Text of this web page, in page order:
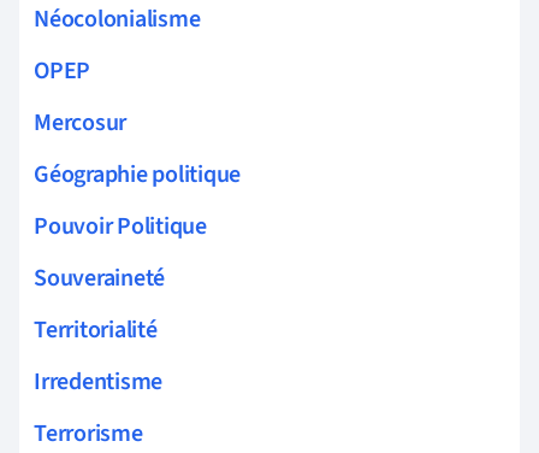
Néocolonialisme
OPEP
Mercosur
Géographie politique
Pouvoir Politique
Souveraineté
Territorialité
Irredentisme
Terrorisme